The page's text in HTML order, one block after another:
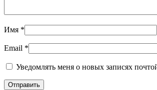
Имя *
Email *
Уведомлять меня о новых записях